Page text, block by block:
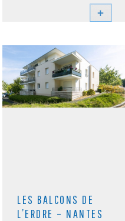
LES BALCONS DE
L’ERDRE – NANTES